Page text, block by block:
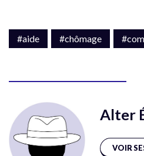
#aide #chômage
Alter
VOIR